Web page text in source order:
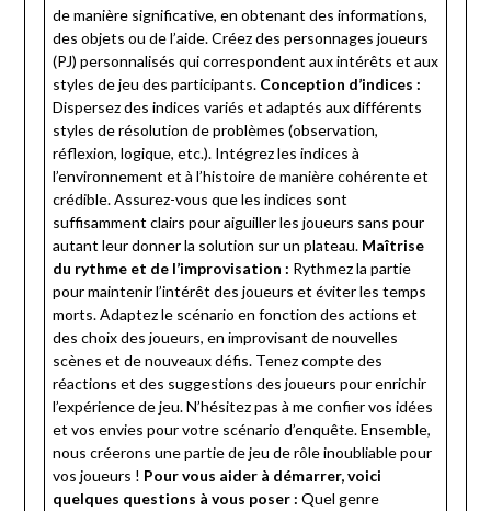
de manière significative, en obtenant des informations,
des objets ou de l’aide. Créez des personnages joueurs
(PJ) personnalisés qui correspondent aux intérêts et aux
styles de jeu des participants. Conception d’indices :
Dispersez des indices variés et adaptés aux différents
styles de résolution de problèmes (observation,
réflexion, logique, etc.). Intégrez les indices à
l’environnement et à l’histoire de manière cohérente et
crédible. Assurez-vous que les indices sont
suffisamment clairs pour aiguiller les joueurs sans pour
autant leur donner la solution sur un plateau. Maîtrise
du rythme et de l’improvisation : Rythmez la partie
pour maintenir l’intérêt des joueurs et éviter les temps
morts. Adaptez le scénario en fonction des actions et
des choix des joueurs, en improvisant de nouvelles
scènes et de nouveaux défis. Tenez compte des
réactions et des suggestions des joueurs pour enrichir
l’expérience de jeu. N’hésitez pas à me confier vos idées
et vos envies pour votre scénario d’enquête. Ensemble,
nous créerons une partie de jeu de rôle inoubliable pour
vos joueurs ! Pour vous aider à démarrer, voici
quelques questions à vous poser : Quel genre